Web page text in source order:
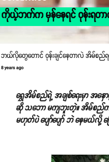
ကိုယ့်ဘက်က မှန်နေရင် ဝုန်းရ
ဘယ်လိုတွေတောင် ဝုန်းချင်နေတာလဲ အိမ်စည်
8 years ago
ရွှေအိမ်စည်ရဲ့ အချစ်ရေးမှာ အနှ
ဆို သဘော မကျဘူးတဲ့။ အိမ်စည်က
မဟုတ်ပဲ ပျော်ပျော် ဘဲ နေမယ်လို့ ပ